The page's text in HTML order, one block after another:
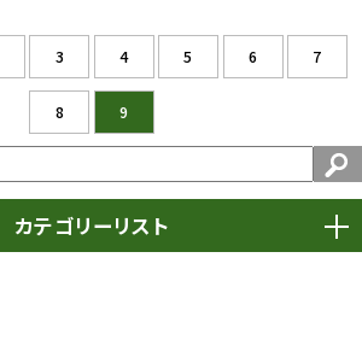
3 4 5 6 7
8 9
カテゴリーリスト